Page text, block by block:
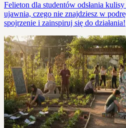
Felieton dla studentów odsłania
ujawnia, czego nie znajdziesz w
spojrzenie i zainspiruj się do działania!